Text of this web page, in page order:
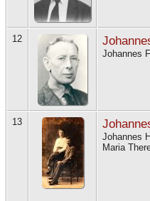
12
Johannes
13
Johannes
Maria